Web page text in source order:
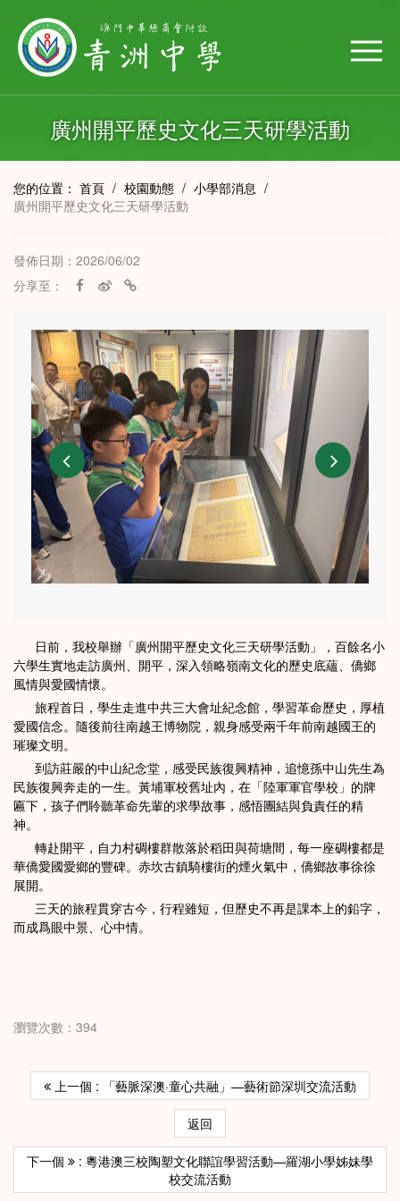
廣州開平歷史文化三天研學活動
您的位置： 首頁 / 校園動態 / 小學部消息 /
廣州開平歷史文化三天研學活動
發佈日期：2026/06/02
分享至：
日前，我校舉辦「廣州開平歷史文化三天研學活動」，百餘名小
六學生實地走訪廣州、開平，深入領略嶺南文化的歷史底蘊、僑鄉
風情與愛國情懷。
旅程首日，學生走進中共三大會址紀念館，學習革命歷史，厚植
愛國信念。隨後前往南越王博物院，親身感受兩千年前南越國王的
璀璨文明。
到訪莊嚴的中山紀念堂，感受民族復興精神，追憶孫中山先生為
民族復興奔走的一生。黃埔軍校舊址內，在「陸軍軍官學校」的牌
匾下，孩子們聆聽革命先輩的求學故事，感悟團結與負責任的精
神。
轉赴開平，自力村碉樓群散落於稻田與荷塘間，每一座碉樓都是
華僑愛國愛鄉的豐碑。赤坎古鎮騎樓街的煙火氣中，僑鄉故事徐徐
展開。
三天的旅程貫穿古今，行程雖短，但歷史不再是課本上的鉛字，
而成爲眼中景、心中情。
瀏覽次數：394
上一個 : 「藝脈深澳·童心共融」—藝術節深圳交流活動
返回
下一個
: 粵港澳三校陶塑文化聯誼學習活動—羅湖小學姊妹學
校交流活動